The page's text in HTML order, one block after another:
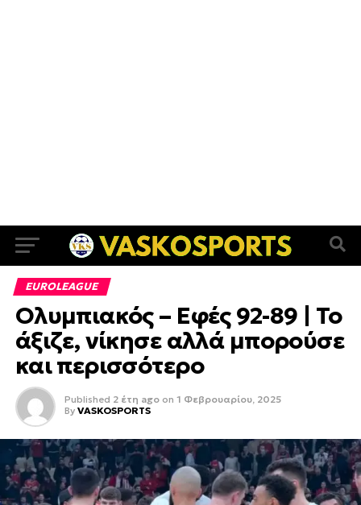
EUROLEAGUE
Ολυμπιακός – Εφές 92-89 | Το
άξιζε, νίκησε αλλά μπορούσε
και περισσότερο
Published 2 έτη ago on 1 Φεβρουαρίου, 2025
By VASKOSPORTS